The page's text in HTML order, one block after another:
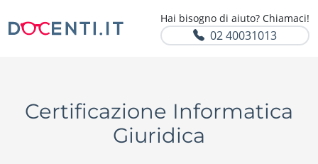
Hai bisogno di aiuto? Chiamaci!
02 40031013
Certificazione Informatica
Giuridica